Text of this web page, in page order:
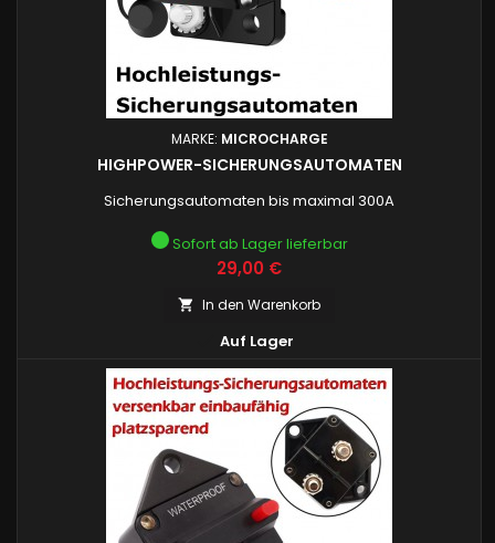
MARKE: MICROCHARGE
HIGHPOWER-SICHERUNGSAUTOMATEN
Sicherungsautomaten bis maximal 300A
Sofort ab Lager lieferbar
Preis
29,00 €
 In den Warenkorb
Auf Lager